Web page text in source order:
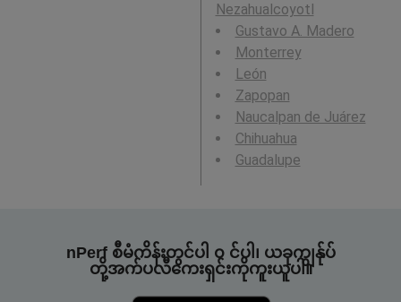
Nezahualcoyotl
Gustavo A. Madero
Monterrey
León
Zapopan
Naucalpan de Juárez
Chihuahua
Guadalupe
nPerf စီမံကိန်းတွင်ပါ ၀ င်ပါ၊ ယခုကျွန်ုပ်
တို့အက်ပလီကေးရှင်းကိုကူးယူပါ။